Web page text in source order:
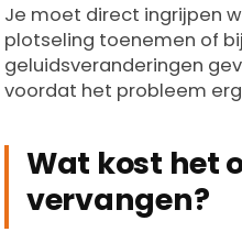
Je moet direct ingrijpen
plotseling toenemen of
geluidsveranderingen
voordat het probleem
Wat kost het
vervangen?